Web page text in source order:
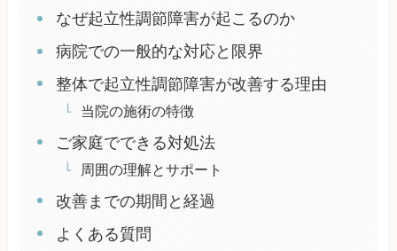
なぜ起立性調節障害が起こるのか
病院での一般的な対応と限界
整体で起立性調節障害が改善する理由
当院の施術の特徴
ご家庭でできる対処法
周囲の理解とサポート
改善までの期間と経過
よくある質問